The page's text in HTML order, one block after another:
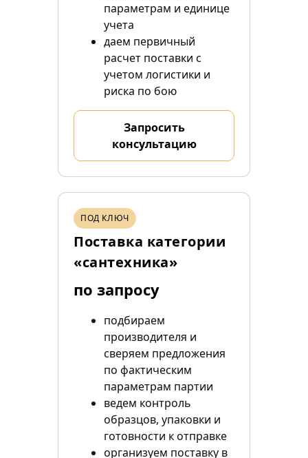
параметрам и единице
учета
даем первичный
расчет поставки с
учетом логистики и
риска по бою
Запросить
консультацию
ПОД КЛЮЧ
Поставка категории
«сантехника»
по запросу
подбираем
производителя и
сверяем предложения
по фактическим
параметрам партии
ведем контроль
образцов, упаковки и
готовности к отправке
организуем поставку в